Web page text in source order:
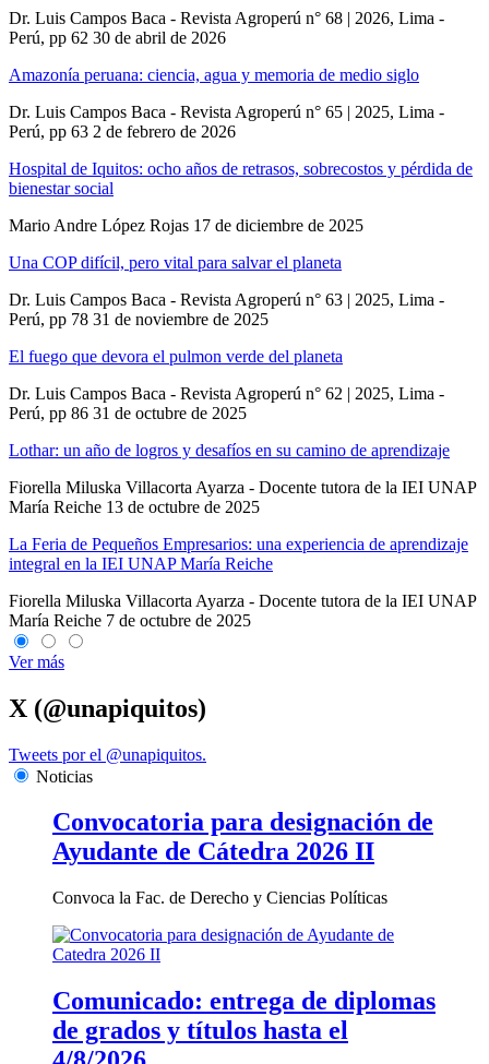
Dr. Luis Campos Baca - Revista Agroperú n° 68 | 2026, Lima -
Perú, pp 62 30 de abril de 2026
Amazonía peruana: ciencia, agua y memoria de medio siglo
Dr. Luis Campos Baca - Revista Agroperú n° 65 | 2025, Lima -
Perú, pp 63 2 de febrero de 2026
Hospital de Iquitos: ocho años de retrasos, sobrecostos y pérdida de
bienestar social
Mario Andre López Rojas 17 de diciembre de 2025
Una COP difícil, pero vital para salvar el planeta
Dr. Luis Campos Baca - Revista Agroperú n° 63 | 2025, Lima -
Perú, pp 78 31 de noviembre de 2025
El fuego que devora el pulmon verde del planeta
Dr. Luis Campos Baca - Revista Agroperú n° 62 | 2025, Lima -
Perú, pp 86 31 de octubre de 2025
Lothar: un año de logros y desafíos en su camino de aprendizaje
Fiorella Miluska Villacorta Ayarza - Docente tutora de la IEI UNAP
María Reiche 13 de octubre de 2025
La Feria de Pequeños Empresarios: una experiencia de aprendizaje
integral en la IEI UNAP María Reiche
Fiorella Miluska Villacorta Ayarza - Docente tutora de la IEI UNAP
María Reiche 7 de octubre de 2025
Ver más
X (@unapiquitos)
Tweets por el @unapiquitos.
Noticias
Convocatoria para designación de
Ayudante de Cátedra 2026 II
Convoca la Fac. de Derecho y Ciencias Políticas
Comunicado: entrega de diplomas
de grados y títulos hasta el